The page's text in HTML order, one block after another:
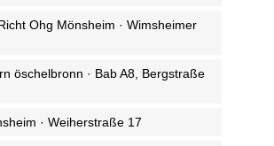
Ohg Mönsheim · Wimsheimer
öschelbronn · Bab A8, Bergstraße
· Weiherstraße 17